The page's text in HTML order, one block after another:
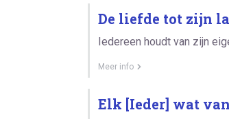
De liefde tot zijn
Iedereen houdt van zijn
Meer info
Elk [Ieder] wat